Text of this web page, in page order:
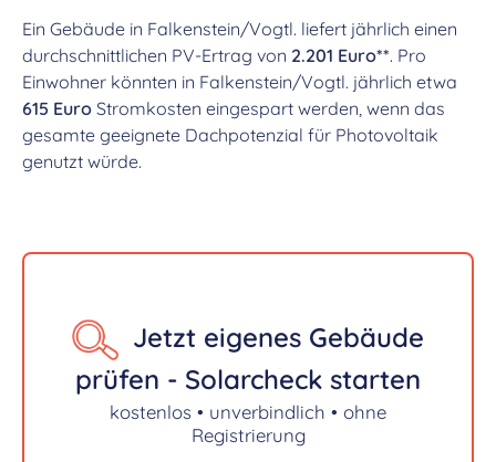
Ein Gebäude in Falkenstein/Vogtl. liefert jährlich einen
durchschnittlichen PV-Ertrag von 2.201 Euro**. Pro
Einwohner könnten in Falkenstein/Vogtl. jährlich etwa
615 Euro Stromkosten eingespart werden, wenn das
gesamte geeignete Dachpotenzial für Photovoltaik
genutzt würde.
Jetzt eigenes Gebäude
prüfen - Solarcheck starten
kostenlos • unverbindlich • ohne
Registrierung